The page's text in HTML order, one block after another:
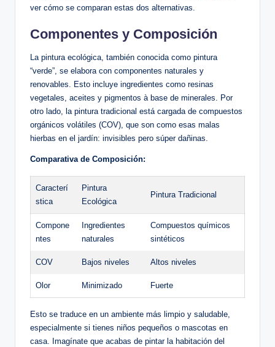
ver cómo se comparan estas dos alternativas.
Componentes y Composición
La pintura ecológica, también conocida como pintura
“verde”, se elabora con componentes naturales y
renovables. Esto incluye ingredientes como resinas
vegetales, aceites y pigmentos à base de minerales. Por
otro lado, la pintura tradicional está cargada de compuestos
orgánicos volátiles (COV), que son como esas malas
hierbas en el jardín: invisibles pero súper dañinas.
Comparativa de Composición:
Caracterí
stica
Pintura
Ecológica
Pintura Tradicional
Compone
ntes
Ingredientes
naturales
Compuestos químicos
sintéticos
COV Bajos niveles Altos niveles
Olor Minimizado Fuerte
Esto se traduce en un ambiente más limpio y saludable,
especialmente si tienes niños pequeños o mascotas en
casa. Imagínate que acabas de pintar la habitación del